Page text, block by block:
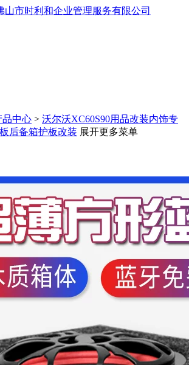
山市时利和企业管理服务有限公司
品中心 > 沃尔沃XC60S90用品改装内饰专
后备箱护板改装 展开更多菜单